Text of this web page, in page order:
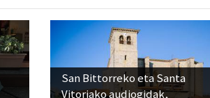
San Bittorreko eta Santa
Vitoriako audiogidak,